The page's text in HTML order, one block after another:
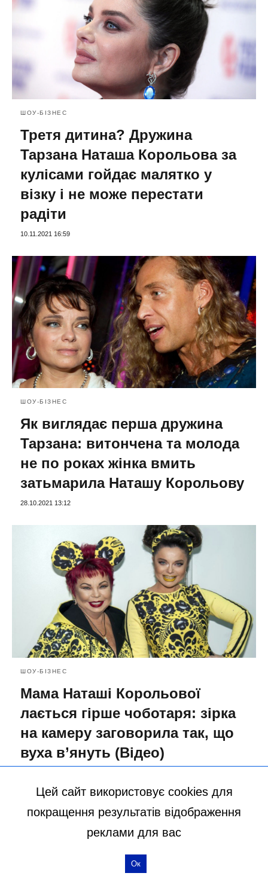
ШОУ-БІЗНЕС
Третя дитина? Дружина
Тарзана Наташа Корольова за
кулісами гойдає малятко у
візку і не може перестати
радіти
10.11.2021 16:59
ШОУ-БІЗНЕС
Як виглядає перша дружина
Тарзана: витончена та молода
не по роках жінка вмить
затьмарила Наташу Корольову
28.10.2021 13:12
ШОУ-БІЗНЕС
Мама Наташі Корольової
лається гірше чоботаря: зірка
на камеру заговорила так, що
вуха в’януть (Відео)
Цей сайт використовує cookies для
покращення результатів відображення
реклами для вас
Ок